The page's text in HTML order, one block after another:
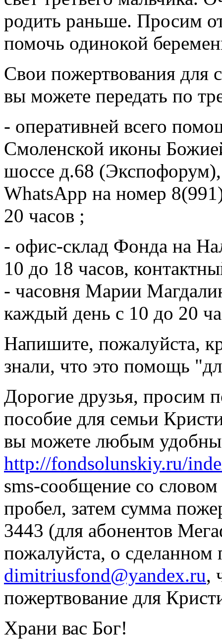
родить раньше. Просим
помочь одинокой
Свои пожертвования
вы можете передать по
- оперативней всего
Смоленской иконы
шоссе д.68
WhatsApp на номер
20 часов ;
- офис-склад Фонда на
10 до 18 часов,
- часовня Марии
каждый день с 10 до 20
Напишите, пожалуйста,
знали, что это помощь
Дорогие друзья, просим
пособие для семьи
вы можете любым
http://fondsolunskiy.ru/
sms-сообщение со
пробел, затем сумма
3443 (для абонентов
пожалуйста, о сделанном
dimitriusfond@yandex.ru,
пожертвование для
Храни вас Бог!